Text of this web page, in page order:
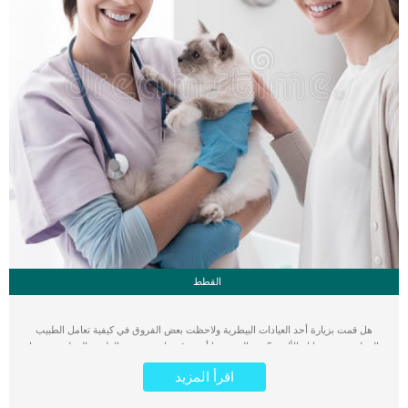
القطط
هل قمت بزيارة أحد العيادات البيطرية ولاحظت بعض الفروق في كيفية تعامل الطبيب
البيطري مع حيوانك الأليف ؟ من الجيد جدا أن تتوقع ما سيقوم به الطبيب البيطري عندما
قيامك بزيارته لفحص كلبك أو قطتك أو حيوانك الأليف. عندما تقوم بزيارة الطبيب البيطري
فإنه يقوم ببعض الخطوات بشكل آلي، حيث أن هناك بعض الأشياء التي تدور في عقل
الطبيب البيطري بمجرد رؤيته لكلبك أو قطتك. من الطبيعي أن يقوم أصحاب الحيوانات
اقرأ المزيد